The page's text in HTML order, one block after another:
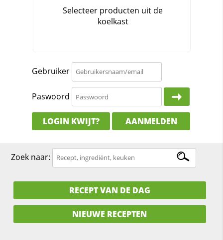
Gebruiker
Paswoord
LOGIN KWIJT? AANMELDEN
Zoek naar:
RECEPT VAN DE DAG
NIEUWE RECEPTEN